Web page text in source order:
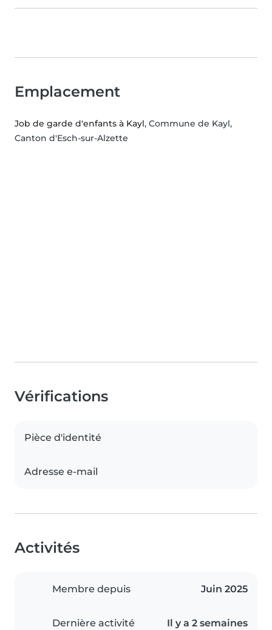
Emplacement
Job de garde d'enfants à Kayl, Commune de Kayl,
Canton d'Esch-sur-Alzette
Vérifications
Pièce d'identité
Adresse e-mail
Activités
Membre depuis Juin 2025
Dernière activité Il y a 2 semaines